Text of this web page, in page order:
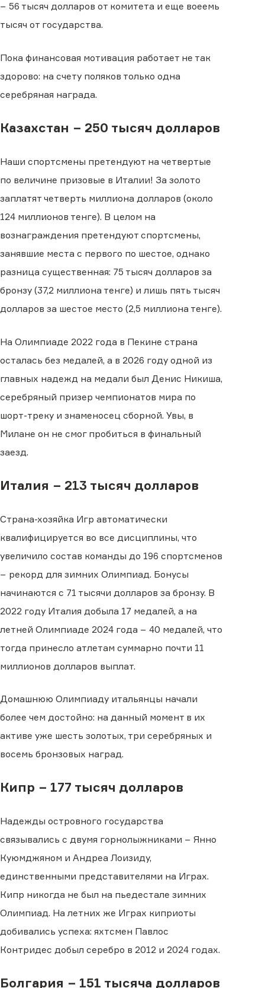
− 56 тысяч долларов от комитета и еще воеемь
тысяч от государства.
Пока финансовая мотивация работает не так
здорово: на счету поляков только одна
серебряная награда.
Казахстан − 250 тысяч долларов
Наши спортсмены претендуют на четвертые
по величине призовые в Италии! За золото
заплатят четверть миллиона долларов (около
124 миллионов тенге). В целом на
вознаграждения претендуют спортсмены,
занявшие места с первого по шестое, однако
разница существенная: 75 тысяч долларов за
бронзу (37,2 миллиона тенге) и лишь пять тысяч
долларов за шестое место (2,5 миллиона тенге).
На Олимпиаде 2022 года в Пекине страна
осталась без медалей, а в 2026 году одной из
главных надежд на медали был Денис Никиша,
серебряный призер чемпионатов мира по
шорт-треку и знаменосец сборной. Увы, в
Милане он не смог пробиться в финальный
заезд.
Италия − 213 тысяч долларов
Страна-хозяйка Игр автоматически
квалифицируется во все дисциплины, что
увеличило состав команды до 196 спортсменов
− рекорд для зимних Олимпиад. Бонусы
начинаются с 71 тысячи долларов за бронзу. В
2022 году Италия добыла 17 медалей, а на
летней Олимпиаде 2024 года − 40 медалей, что
тогда принесло атлетам суммарно почти 11
миллионов долларов выплат.
Домашнюю Олимпиаду итальянцы начали
более чем достойно: на данный момент в их
активе уже шесть золотых, три серебряных и
восемь бронзовых наград.
Кипр − 177 тысяч долларов
Надежды островного государства
связывались с двумя горнолыжниками − Янно
Куюмджяном и Андреа Лоизиду,
единственными представителями на Играх.
Кипр никогда не был на пьедестале зимних
Олимпиад. На летних же Играх киприоты
добивались успеха: яхтсмен Павлос
Контридес добыл серебро в 2012 и 2024 годах.
Болгария − 151 тысяча долларов